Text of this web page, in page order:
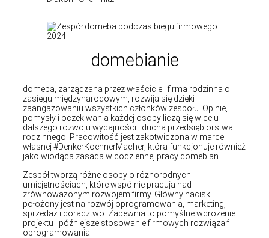
domebianie
domeba, zarządzana przez właścicieli firma rodzinna o
zasięgu międzynarodowym, rozwija się dzięki
zaangażowaniu wszystkich członków zespołu. Opinie,
pomysły i oczekiwania każdej osoby liczą się w celu
dalszego rozwoju wydajności i ducha przedsiębiorstwa
rodzinnego. Pracowitość jest zakotwiczona w marce
własnej #DenkerKoennerMacher, która funkcjonuje również
jako wiodąca zasada w codziennej pracy domebian.
Zespół tworzą różne osoby o różnorodnych
umiejętnościach, które wspólnie pracują nad
zrównoważonym rozwojem firmy. Główny nacisk
położony jest na rozwój oprogramowania, marketing,
sprzedaż i doradztwo. Zapewnia to pomyślne wdrożenie
projektu i późniejsze stosowanie firmowych rozwiązań
oprogramowania.